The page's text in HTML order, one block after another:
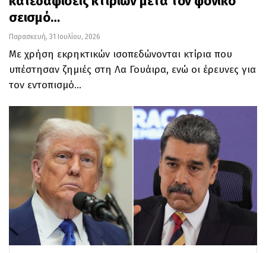
σεισμό…
Παρασκευή, 31 Ιουλίου, 2026
Με χρήση εκρηκτικών ισοπεδώνονται κτίρια που
υπέστησαν ζημιές στη Λα Γουάιρα, ενώ οι έρευνες για
τον εντοπισμό…